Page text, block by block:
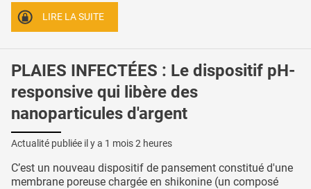
LIRE LA SUITE
PLAIES INFECTÉES : Le dispositif pH-
responsive qui libère des
nanoparticules d'argent
Actualité publiée il y a 1 mois 2 heures
C’est un nouveau dispositif de pansement constitué d'une
membrane poreuse chargée en shikonine (un composé